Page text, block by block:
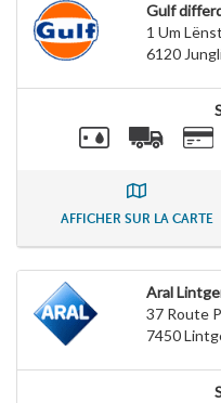
Gulf
1 Um
6120
AFFICHER SUR LA CARTE
Aral
37 Route
7450